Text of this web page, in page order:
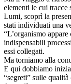
elementi le cui tracce
Lumi, scoprì la
stati individuati una
“L’organismo
indispensabili
essi collegati.
Ma torniamo alla
E qui dobbiamo
“segreti” sulle